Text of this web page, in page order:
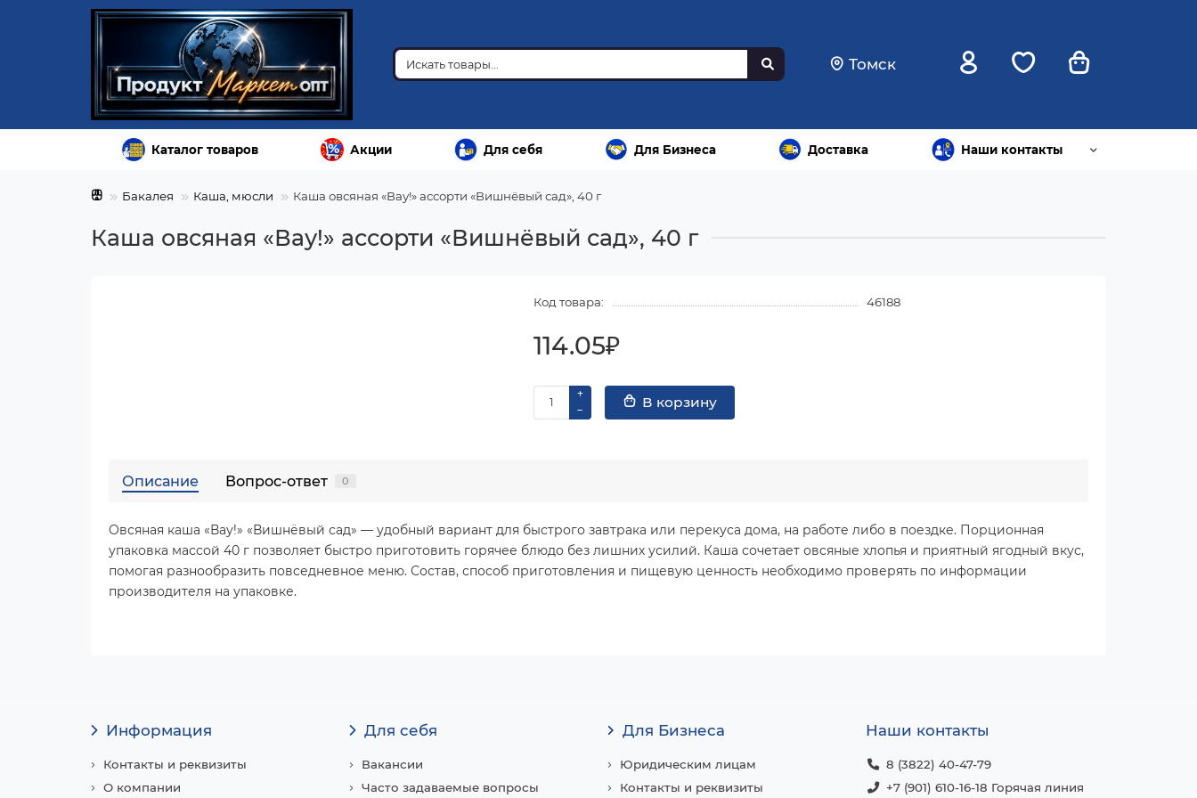
Томск
Каталог товаров Акции Для себя Для Бизнеса Доставка Наши контакты
Бакалея Каша, мюсли Каша овсяная «Вау!» ассорти «Вишнёвый сад», 40 г
Каша овсяная «Вау!» ассорти «Вишнёвый сад», 40 г
Код товара: 46188
114.05₽
В корзину
Описание Вопрос-ответ 0
Овсяная каша «Вау!» «Вишнёвый сад» — удобный вариант для быстрого завтрака или перекуса дома, на работе либо в поездке. Порционная
упаковка массой 40 г позволяет быстро приготовить горячее блюдо без лишних усилий. Каша сочетает овсяные хлопья и приятный ягодный вкус,
помогая разнообразить повседневное меню. Состав, способ приготовления и пищевую ценность необходимо проверять по информации
производителя на упаковке.
Информация
Контакты и реквизиты
О компании
Для себя
Вакансии
Часто задаваемые вопросы
Для Бизнеса
Юридическим лицам
Контакты и реквизиты
Наши контакты
8 (3822) 40-47-79
+7 (901) 610-16-18 Горячая линия